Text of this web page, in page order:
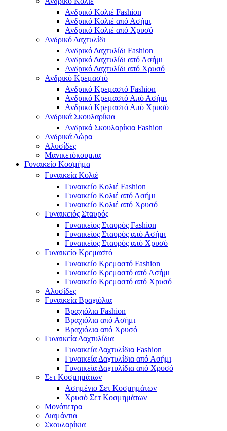
Ανδρικό Κολιέ Fashion
Ανδρικό Κολιέ από Ασήμι
Ανδρικό Κολιέ από Χρυσό
Ανδρικό Δαχτυλίδι
Ανδρικό Δαχτυλίδι Fashion
Ανδρικό Δαχτυλίδι από Ασήμι
Ανδρικό Δαχτυλίδι από Χρυσό
Ανδρικό Κρεμαστό
Ανδρικό Κρεμαστό Fashion
Ανδρικό Κρεμαστό Από Ασήμι
Ανδρικό Κρεμαστό Από Χρυσό
Ανδρικά Σκουλαρίκια
Ανδρικά Σκουλαρίκια Fashion
Ανδρικά Δώρα
Αλυσίδες
Μανικετόκουμπα
Γυναικείο Κοσμήμα
Γυναικεία Κολιέ
Γυναικείο Κολιέ Fashion
Γυναικείο Κολιέ από Ασήμι
Γυναικείο Κολιέ από Χρυσό
Γυναικειός Σταυρός
Γυναικείος Σταυρός Fashion
Γυναικείος Σταυρός από Ασήμι
Γυναικείος Σταυρός από Χρυσό
Γυναικείο Κρεμαστό
Γυναικείο Κρεμαστό Fashion
Γυναικείο Κρεμαστό από Ασήμι
Γυναικείο Κρεμαστό από Χρυσό
Αλυσίδες
Γυναικεία Βραχιόλια
Βραχιόλια Fashion
Βραχιόλια από Ασήμι
Βραχιόλια από Χρυσό
Γυναικεία Δαχτυλίδια
Γυναικεία Δαχτυλίδια Fashion
Γυναικεία Δαχτυλίδια από Ασήμι
Γυναικεία Δαχτυλίδια από Χρυσό
Σετ Κοσμημάτων
Ασημένιο Σετ Κοσμημάτων
Χρυσό Σετ Κοσμημάτων
Μονόπετρα
Διαμάντια
Σκουλαρίκια